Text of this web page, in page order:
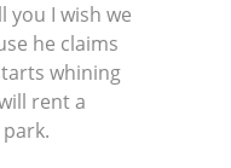
you I wish we
he claims
whining
rent a